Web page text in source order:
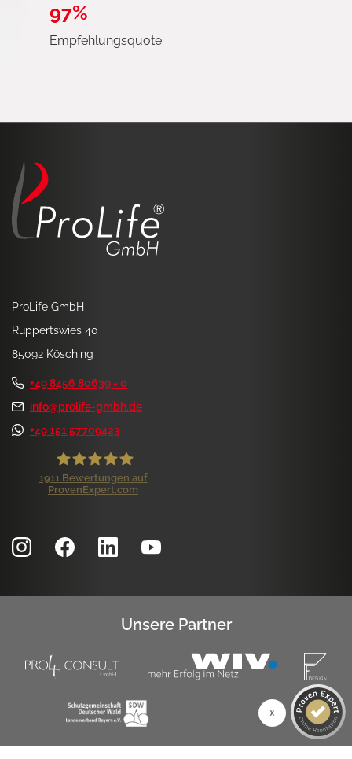
97%
Empfehlungsquote
ProLife GmbH
Ruppertswies 40
85092 Kösching
+49 8456 80639 - 0
info@prolife-gmbh.de
+49 151 57709423
1911 Bewertungen auf
ProvenExpert.com
Unsere Partner
SEHR GUT
1k+ Kundenbewertungen
Authentizität
Bewertungen auf
ProvenExpert.com
740
Bewertungen von 7
anderen Quellen
Blick aufs ProvenExpert-Profil werfen
4.8.2026